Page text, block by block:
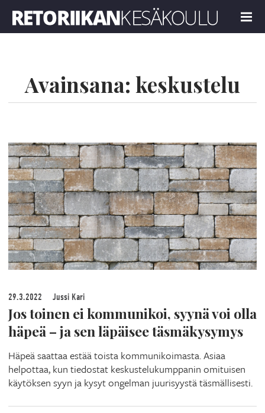
MENU
Avainsana: keskustelu
29.3.2022 Jussi Kari
Jos toinen ei kommunikoi, syynä voi olla
häpeä – ja sen läpäisee täsmäkysymys
Häpeä saattaa estää toista kommunikoimasta. Asiaa
helpottaa, kun tiedostat keskustelukumppanin omituisen
käytöksen syyn ja kysyt ongelman juurisyystä täsmällisesti.